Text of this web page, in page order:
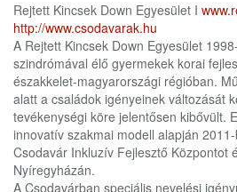
Rejtett Kincsek Down Egyesület I
http://www.csodavarak.hu
A Rejtett Kincsek Down Egyesület
szindrómával élő gyermekek korai
északkelet-magyarországi régióban.
alatt a családok igényeinek változását
tevékenységi köre jelentősen kibővült.
innovatív szakmai modell alapján
Csodavár Inkluzív Fejlesztő Központot
Nyíregyházán.
A Csodavárban speciális nevelési